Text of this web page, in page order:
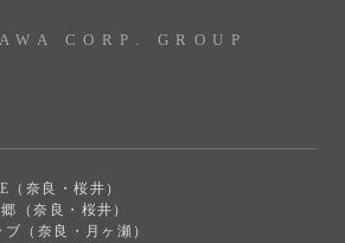
CORP. GROUP
奈良・桜井）
（奈良・桜井）
（奈良・月ヶ瀬）